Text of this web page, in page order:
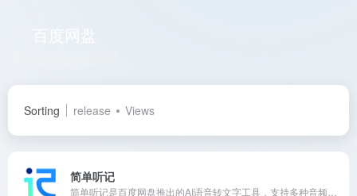
Sorting release Views
简单听记